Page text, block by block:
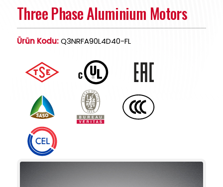
Three Phase Aluminium Motors
Ürün Kodu:Q3NRFA90L4D40-FL